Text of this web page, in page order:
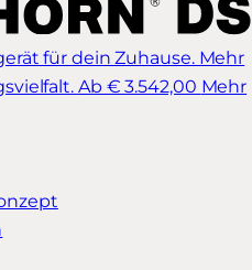
für dein Zuhause. Mehr
Ab € 3.542,00 Mehr